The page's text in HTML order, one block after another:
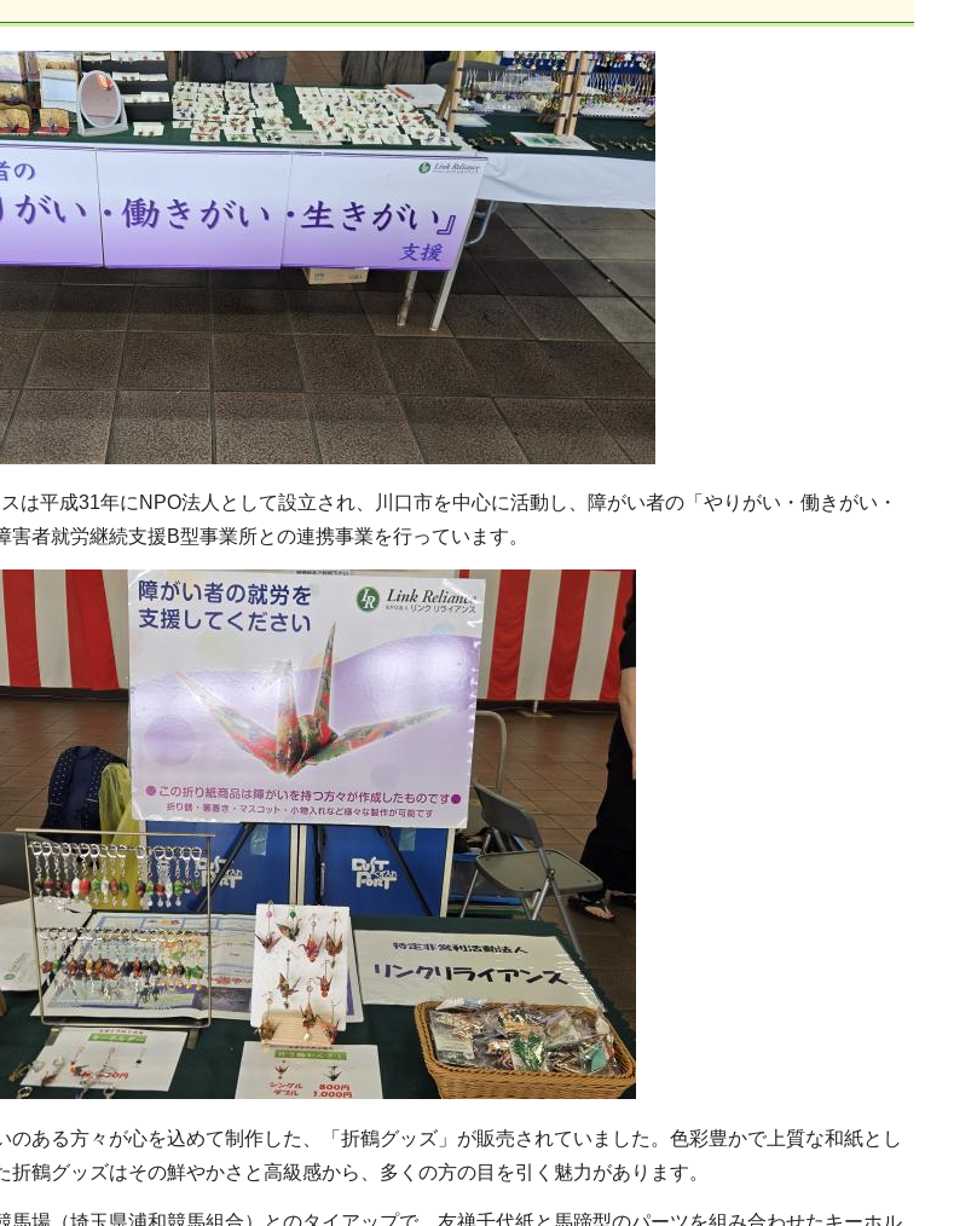
は平成31年にNPO法人として設立され、川口市を中心に活動し、障がい者の「やりがい・働きがい・
者就労継続支援B型事業所との連携事業を行っています。
ある方々が心を込めて制作した、「折鶴グッズ」が販売されていました。色彩豊かで上質な和紙とし
折鶴グッズはその鮮やかさと高級感から、多くの方の目を引く魅力があります。
場（埼玉県浦和競馬組合）とのタイアップで、友禅千代紙と馬蹄型のパーツを組み合わせたキーホル